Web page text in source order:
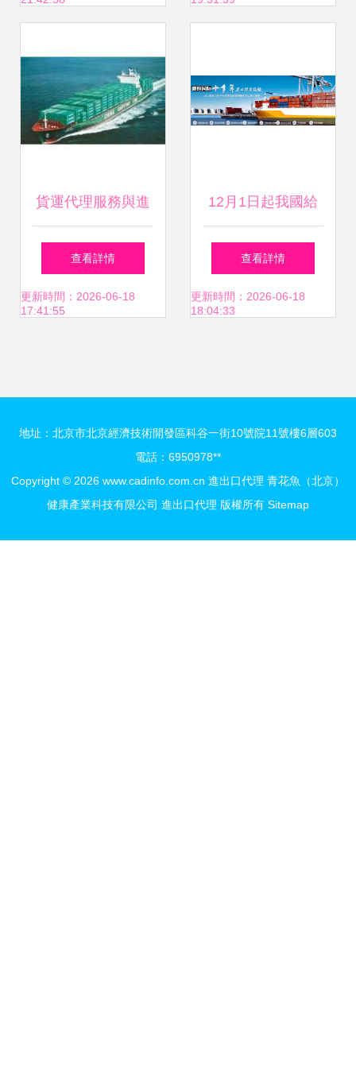
方案
貨運代理服務與進
出口代理 一站式貿
易解決方案詳解
查看詳情
更新時間：2026-06-18
17:41:55
12月1日起我國給
予阿富汗等10國
98%稅目產品零關
查看詳情
更新時間：2026-06-18
18:04:33
地址：北京市北京經濟技術開發區科谷一街10號院11號樓6層603
電話：6950978**
Copyright © 2026 www.cadinfo.com.cn 進出口代理 青花魚（北京）
健康產業科技有限公司 進出口代理 版權所有 Sitemap